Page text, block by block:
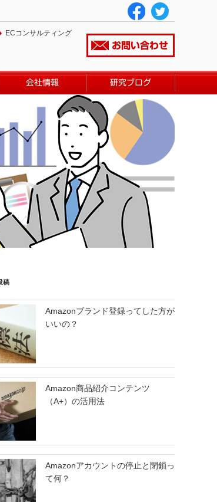
ECコンサルティング
お問い合わせ
会社情報 研究ブログ
稿
Amazonブランド登録ってした方が
いいの？
Amazon商品紹介コンテンツ
（A+）の活用法
Amazonアカウントの停止と閉鎖っ
て何？